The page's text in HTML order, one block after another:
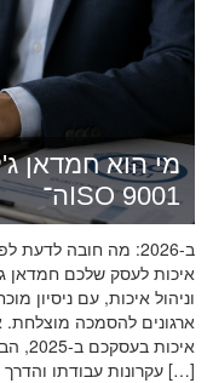
מי הוא חמדאן
ה־ISO 9001
איכות לעסק שלכם חמדאן
ארגונים להסמכה
עקרונות עבודתו והדרך שעבר יכולה […]